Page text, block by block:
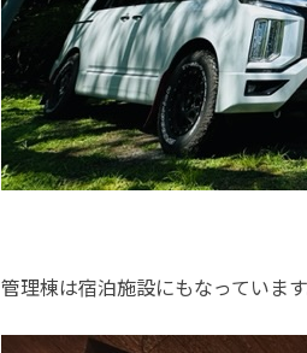
管理棟は宿泊施設にもなっています